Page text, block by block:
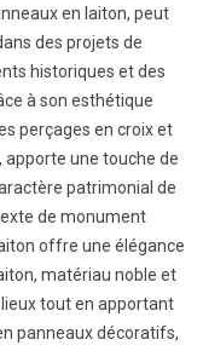
en laiton, peut
des projets de
historiques et des
à son esthétique
perçages en croix et
une touche de
patrimonial de
de monument
offre une élégance
matériau noble et
tout en apportant
panneaux décoratifs,